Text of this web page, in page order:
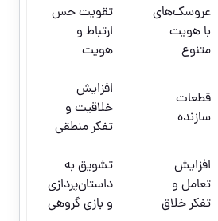
عروسک‌های
با هویت
متنوع
تقویت حس
ارتباط و
هویت
قطعات
سازنده
افزایش
خلاقیت و
تفکر منطقی
افزایش
تعامل و
تفکر خلاق
تشویق به
داستان‌پردازی
و بازی گروهی